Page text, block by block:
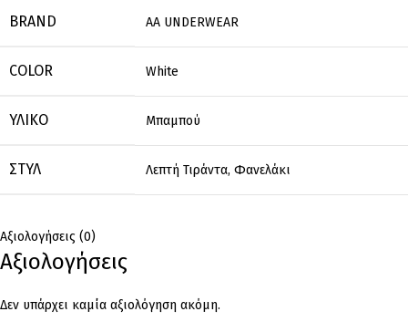
BRAND AA UNDERWEAR
COLOR White
ΥΛΙΚΌ Μπαμπού
ΣΤΥΛ Λεπτή Τιράντα, Φανελάκι
Αξιολογήσεις (0)
Αξιολογήσεις
Δεν υπάρχει καμία αξιολόγηση ακόμη.